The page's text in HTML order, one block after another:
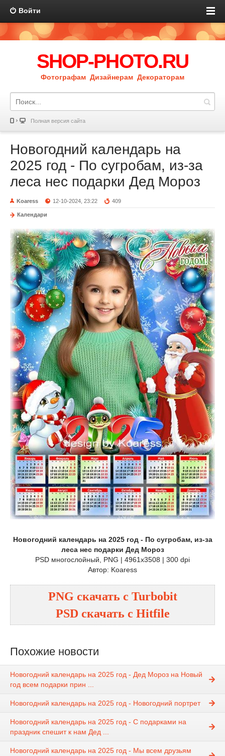
Войти
SHOP-PHOTO.RU
Фотографам Дизайнерам Декораторам
Полная версия сайта
Новогодний календарь на
2025 год - По сугробам, из-за
леса нес подарки Дед Мороз
Koaress 12-10-2024, 23:22 409
Календари
Новогодний календарь на 2025 год - По сугробам, из-за
леса нес подарки Дед Мороз
PSD многослойный, PNG | 4961x3508 | 300 dpi
Автор: Koaress
PNG cкачать с Turbobit
PSDcкачать с Hitfile
Похожие новости
Новогодний календарь на 2025 год - Дед Мороз на Новый
год всем подарки прин ...
Новогодний календарь на 2025 год - Новогодний портрет
Новогодний календарь на 2025 год - С подарками на
праздник спешит к нам Дед ...
Новогодний календарь на 2025 год - Мы всем друзьям